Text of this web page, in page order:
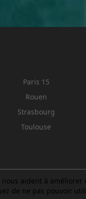
Paris 15
Rouen
Strasbourg
Toulouse
aident à améliorer
de ne pas pouvoir